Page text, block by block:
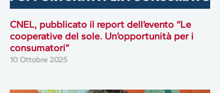
CNEL, pubblicato il report dell’evento “Le
cooperative del sole. Un’opportunità per i
consumatori”
10 Ottobre 2025